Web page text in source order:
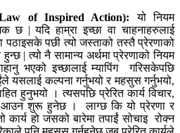
of Inspired Action): यो नियम
छ | यदि हाम्रा इच्छा वा चाहनाहरुलाई
पठाइसके पछी त्यो जस्ताको तस्तै प्रेरणाको
| त्यो नै सामान्य अर्थमा प्रेरणाको नियम
भएको इच्छालाई म्यापिंग गरिसकेपछि
यसलाई कल्पना गर्नुभयो र महसुस गर्नुभयो,
हुनुभयो । त्यसपछि प्रेरित कार्य विचार,
आउन शुरू हुनेछ । लाग्छ कि यो प्रेरणा र
कार्य हो जसको बारेमा तपाईं सोचाइ रोक्न